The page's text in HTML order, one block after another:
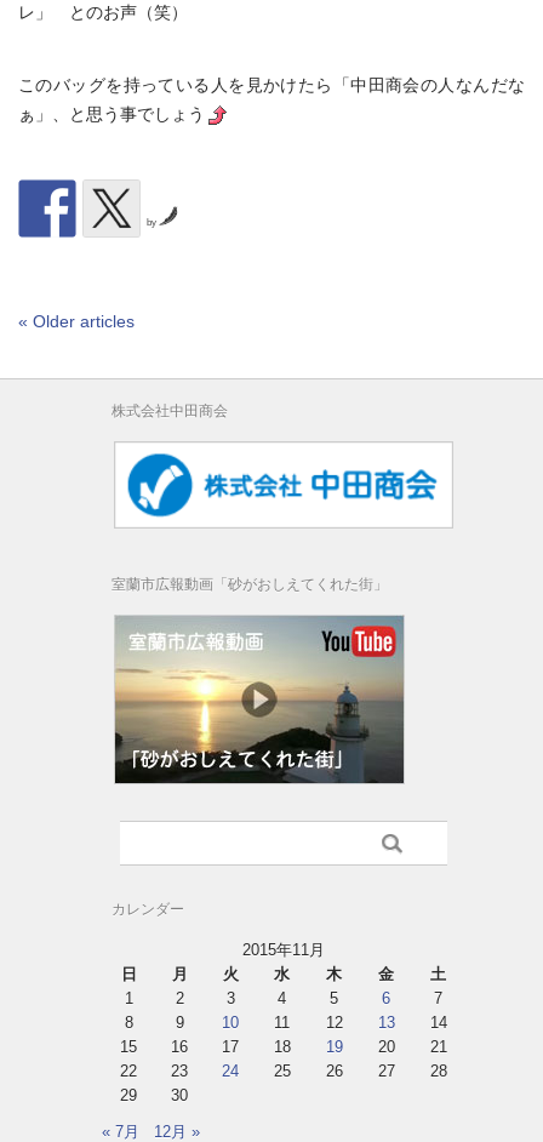
レ」 とのお声（笑）
このバッグを持っている人を見かけたら「中田商会の人なんだな
ぁ」、と思う事でしょう
by
« Older articles
株式会社中田商会
室蘭市広報動画「砂がおしえてくれた街」
カレンダー
2015年11月
日
月 火 水 木 金
土
1
2 3 4 5 6
7
8
9 10 11 12 13
14
15
16 17 18 19 20
21
22
23 24 25 26 27
28
29
30
« 7月
12月 »